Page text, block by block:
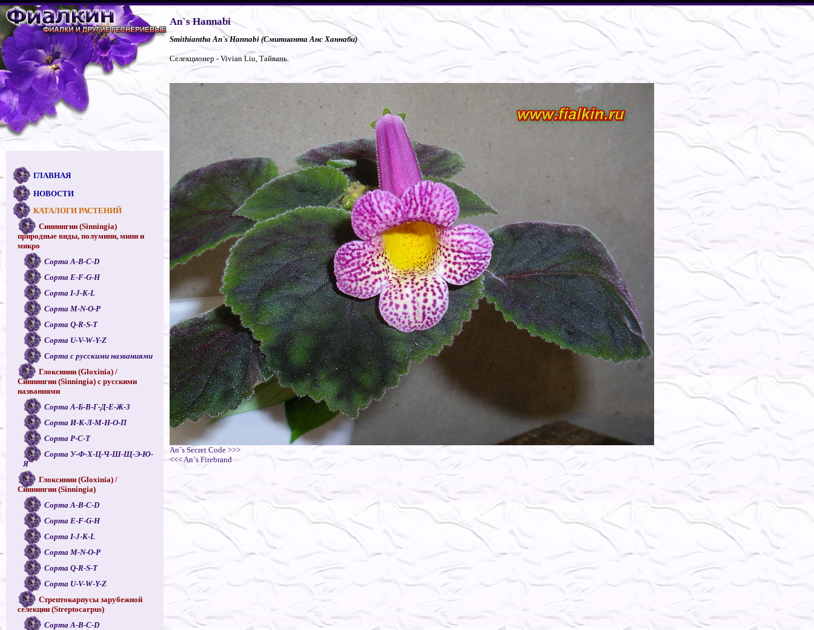
ГЛАВНАЯ
НОВОСТИ
КАТАЛОГИ РАСТЕНИЙ
Синнингии (Sinningia)
природные виды, полумини, мини и
микро
Сорта A-B-C-D
Сорта E-F-G-H
Сорта I-J-K-L
Сорта M-N-O-P
Сорта Q-R-S-T
Сорта U-V-W-Y-Z
Сорта с русскими названиями
Глоксинии (Gloxinia) /
Синнингии (Sinningia) с русскими
названиями
Сорта А-Б-В-Г-Д-Е-Ж-З
Сорта И-К-Л-М-Н-О-П
Сорта Р-С-Т
Сорта У-Ф-Х-Ц-Ч-Ш-Щ-Э-Ю-
Я
Глоксинии (Gloxinia) /
Синнингии (Sinningia)
Сорта A-B-C-D
Сорта E-F-G-H
Сорта I-J-K-L
Сорта M-N-O-P
Сорта Q-R-S-T
Сорта U-V-W-Y-Z
Стрептокарпусы зарубежной
селекции (Streptocarpus)
Сорта A-B-C-D
An`s Hannabi
Smithiantha An`s Hannabi (Смитианта Анс Ханнаби)
Селекционер - Vivian Liu, Тайвань.
An`s Secret Code >>>
<<< An`s Firebrand